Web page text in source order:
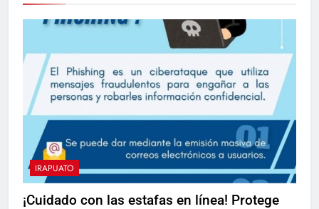
IRAPUATO
¡Cuidado con las estafas en línea! Protege